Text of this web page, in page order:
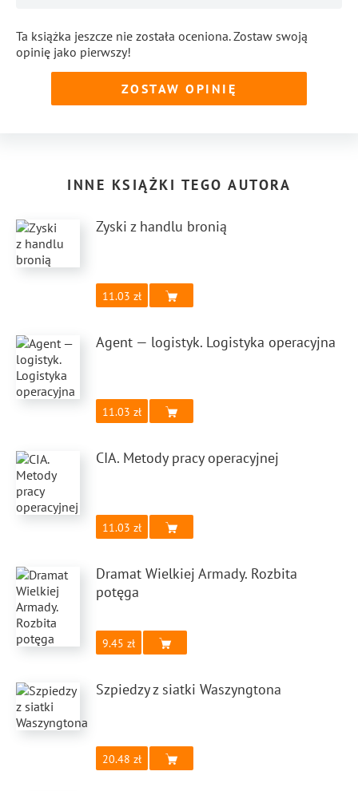
Ta książka jeszcze nie została oceniona. Zostaw swoją
opinię jako pierwszy!
ZOSTAW OPINIĘ
INNE KSIĄŻKI TEGO AUTORA
Zyski z handlu bronią
11.03
Agent — logistyk. Logistyka operacyjna
11.03
CIA. Metody pracy operacyjnej
11.03
Dramat Wielkiej Armady. Rozbita
potęga
9.45
Szpiedzy z siatki Waszyngtona
20.48